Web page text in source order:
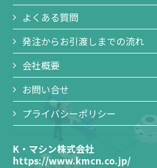
よくある質問
発注からお引渡しまでの流れ
会社概要
お問い合せ
プライバシーポリシー
K・マシン株式会社
https://www.kmcn.co.jp/